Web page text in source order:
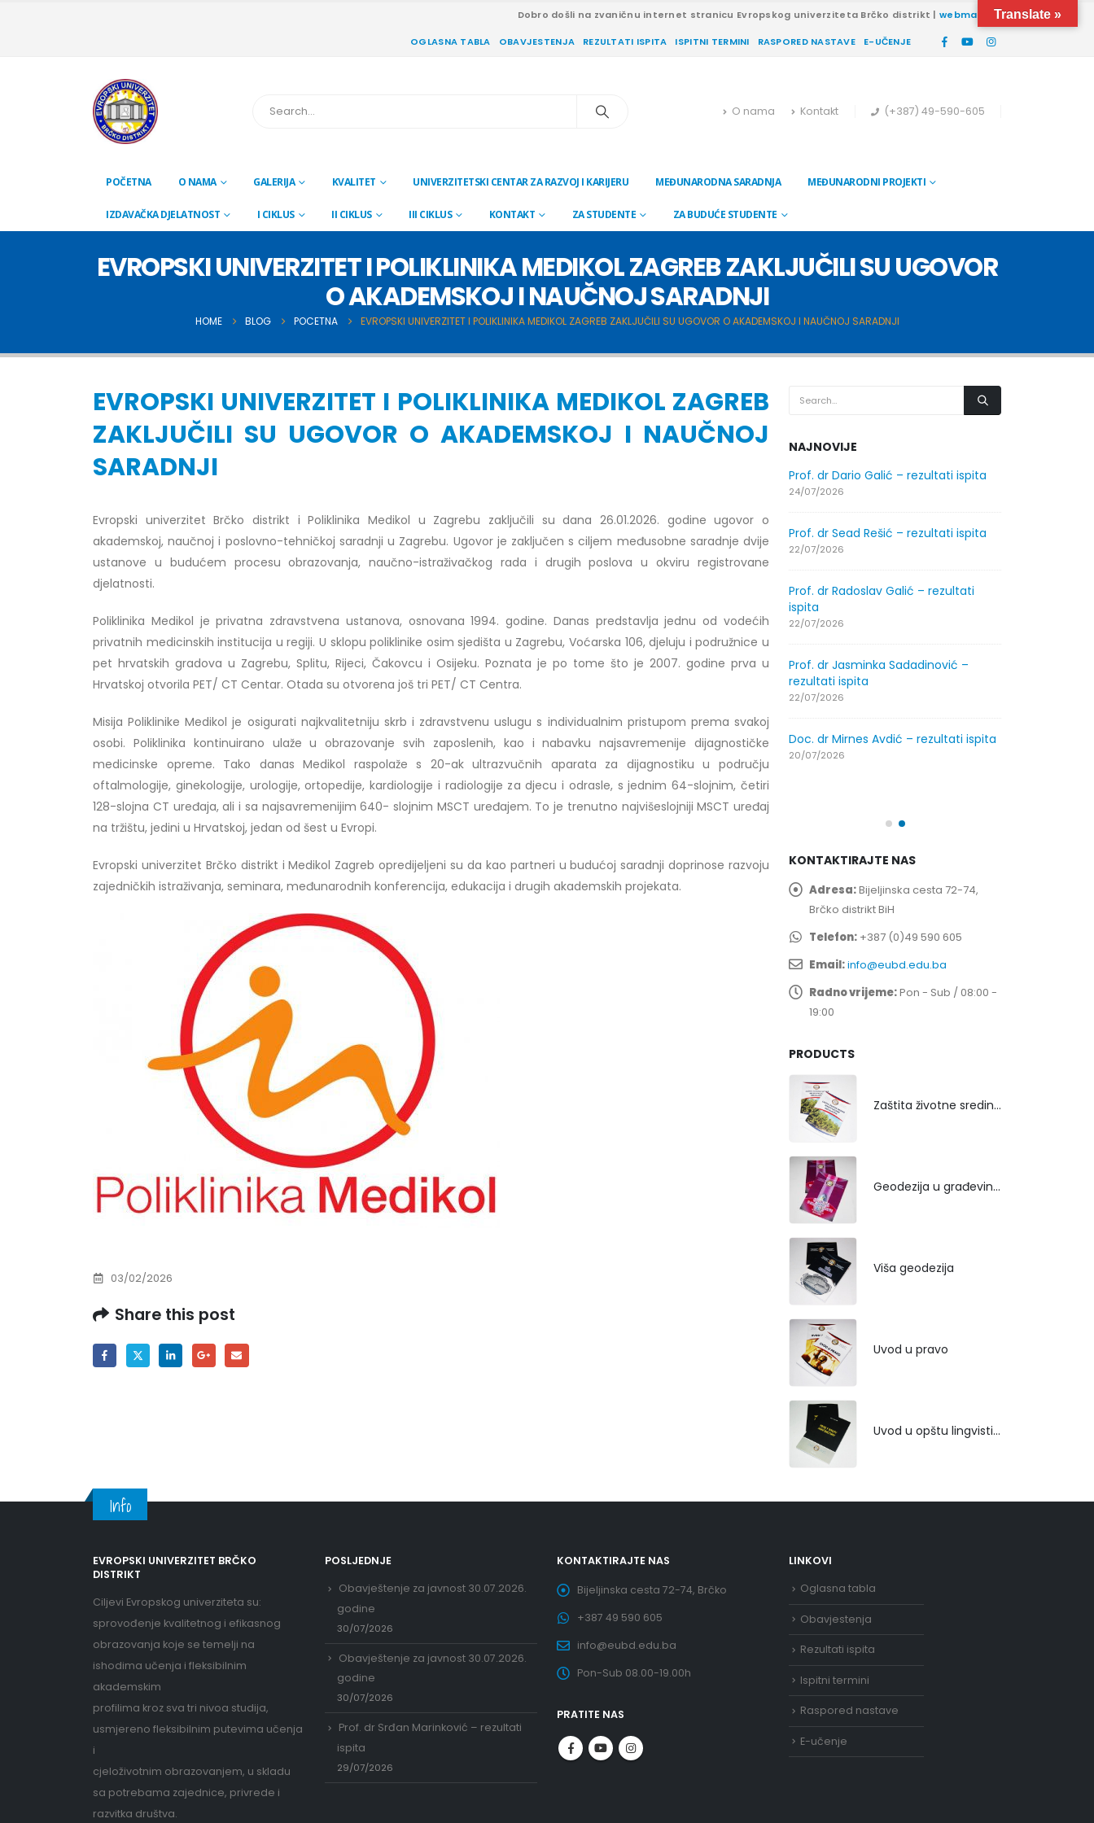
Dobro došli na zvaničnu internet stranicu Evropskog univerziteta Brčko distrikt |webmail
OGLASNA TABLA OBAVJESTENJA REZULTATI ISPITA ISPITNI TERMINI RASPORED NASTAVE E-UČENJE
O nama Kontakt (+387) 49-590-605
POČETNA O NAMA GALERIJA KVALITET UNIVERZITETSKI CENTAR ZA RAZVOJ I KARIJERU MEĐUNARODNA SARADNJA MEĐUNARODNI PROJEKTI
IZDAVAČKA DJELATNOST I CIKLUS II CIKLUS III CIKLUS KONTAKT ZA STUDENTE ZA BUDUĆE STUDENTE
EVROPSKI UNIVERZITET I POLIKLINIKA MEDIKOL ZAGREB ZAKLJUČILI SU UGOVOR
O AKADEMSKOJ I NAUČNOJ SARADNJI
HOME BLOG POCETNA EVROPSKI UNIVERZITET I POLIKLINIKA MEDIKOL ZAGREB ZAKLJUČILI SU UGOVOR O AKADEMSKOJ I NAUČNOJ SARADNJI
EVROPSKI UNIVERZITET I POLIKLINIKA MEDIKOL ZAGREB
ZAKLJUČILI SU UGOVOR O AKADEMSKOJ I NAUČNOJ
SARADNJI
Evropski univerzitet Brčko distrikt i Poliklinika Medikol u Zagrebu zaključili su dana 26.01.2026. godine ugovor o
akademskoj, naučnoj i poslovno-tehničkoj saradnji u Zagrebu. Ugovor je zaključen s ciljem međusobne saradnje dvije
ustanove u budućem procesu obrazovanja, naučno-istraživačkog rada i drugih poslova u okviru registrovane
djelatnosti.
Poliklinika Medikol je privatna zdravstvena ustanova, osnovana 1994. godine. Danas predstavlja jednu od vodećih
privatnih medicinskih institucija u regiji. U sklopu poliklinike osim sjedišta u Zagrebu, Voćarska 106, djeluju i podružnice u
pet hrvatskih gradova u Zagrebu, Splitu, Rijeci, Čakovcu i Osijeku. Poznata je po tome što je 2007. godine prva u
Hrvatskoj otvorila PET/ CT Centar. Otada su otvorena još tri PET/ CT Centra.
Misija Poliklinike Medikol je osigurati najkvalitetniju skrb i zdravstvenu uslugu s individualnim pristupom prema svakoj
osobi. Poliklinika kontinuirano ulaže u obrazovanje svih zaposlenih, kao i nabavku najsavremenije dijagnostičke
medicinske opreme. Tako danas Medikol raspolaže s 20-ak ultrazvučnih aparata za dijagnostiku u području
oftalmologije, ginekologije, urologije, ortopedije, kardiologije i radiologije za djecu i odrasle, s jednim 64-slojnim, četiri
128-slojna CT uređaja, ali i sa najsavremenijim 640- slojnim MSCT uređajem. To je trenutno najvišeslojniji MSCT uređaj
na tržištu, jedini u Hrvatskoj, jedan od šest u Evropi.
Evropski univerzitet Brčko distrikt i Medikol Zagreb opredijeljeni su da kao partneri u budućoj saradnji doprinose razvoju
zajedničkih istraživanja, seminara, međunarodnih konferencija, edukacija i drugih akademskih projekata.
03/02/2026
Share this post
NAJNOVIJE
Obavještenje za javnost 30.07.2026.
Obavještenje za javnost 30.07.2026.
godine
30/07/2026
Prof. dr Srđan Marinković – rezultati
ispita
29/07/2026
ispita
29/07/2026
Prof. dr Esed Karić – rezultati ispita
25/07/2026
Prof. dr Sead Rešić – rezultati ispita
22/07/2026
22/07/2026
Prof. dr Jasminka Sadadinović –
rezultati ispita
Doc. dr Mirnes Avdić – rezultati ispita
Obavještenje za javnost 30.07.2026.
godine
Prof. dr Srđan Marinković – rezultati
ispita
ispita
29/07/2026
Prof. dr Esed Karić – rezultati ispita
25/07/2026
Prof. dr Dario Galić – rezultati ispita
24/07/2026
Prof. dr Sead Rešić – rezultati ispita
22/07/2026
Prof. dr Radoslav Galić – rezultati
ispita
22/07/2026
Prof. dr Jasminka Sadadinović –
rezultati ispita
22/07/2026
Doc. dr Mirnes Avdić – rezultati ispita
20/07/2026
KONTAKTIRAJTE NAS
Adresa:Bijeljinska cesta 72-74,
Brčko distrikt BiH
Telefon: +387 (0)49 590 605
Email:info@eubd.edu.ba
Radno vrijeme:Pon - Sub / 08:00 -
19:00
PRODUCTS
Zaštita životne sredine rekultivacijom odlagališta
Geodezija u građevinarstvu
Viša geodezija
Uvod u pravo
Uvod u opštu lingvistiku
Info
EVROPSKI UNIVERZITET BRČKO
DISTRIKT
Ciljevi Evropskog univerziteta su:
sprovođenje kvalitetnog i efikasnog
obrazovanja koje se temelji na
ishodima učenja i fleksibilnim
akademskim
profilima kroz sva tri nivoa studija,
usmjereno fleksibilnim putevima učenja
i
cjeloživotnim obrazovanjem, u skladu
sa potrebama zajednice, privrede i
razvitka društva.
POSLJEDNJE
Obavještenje za javnost 30.07.2026.
godine
30/07/2026
Obavještenje za javnost 30.07.2026.
godine
30/07/2026
Prof. dr Srđan Marinković – rezultati
ispita
29/07/2026
KONTAKTIRAJTE NAS
Bijeljinska cesta 72-74, Brčko
+387 49 590 605
info@eubd.edu.ba
Pon-Sub 08.00-19.00h
PRATITE NAS
LINKOVI
Oglasna tabla
Obavjestenja
Rezultati ispita
Ispitni termini
Raspored nastave
E-učenje
Translate »